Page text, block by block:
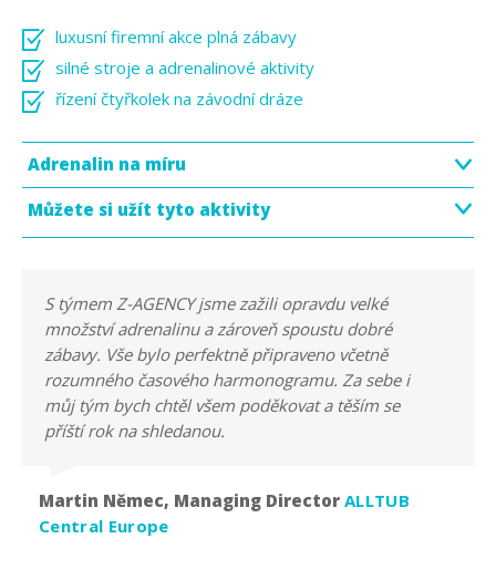
luxusní firemní akce plná zábavy
silné stroje a adrenalinové aktivity
řízení čtyřkolek na závodní dráze
Adrenalin na míru
Můžete si užít tyto aktivity
S týmem Z-AGENCY jsme zažili opravdu velké
množství adrenalinu a zároveň spoustu dobré
zábavy. Vše bylo perfektně připraveno včetně
rozumného časového harmonogramu. Za sebe i
můj tým bych chtěl všem poděkovat a těším se
příští rok na shledanou.
Martin Němec, Managing Director ALLTUB
Central Europe